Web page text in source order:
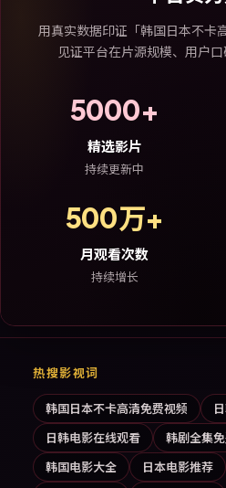
用真实数据印证「韩国日本不卡
见证平台在片源规模、用户口
5000+
精选影片
持续更新中
500万+
月观看次数
持续增长
热搜影视词
韩国日本不卡高清免费视频
日韩电影在线观看
韩剧全集
韩国电影大全
日本电影推荐